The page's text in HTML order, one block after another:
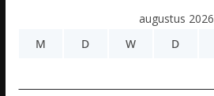
augustus 2026
M
D W D